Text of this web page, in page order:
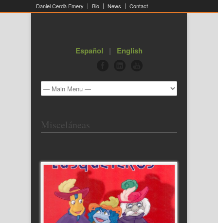
Daniel Cerdà Emery Bio News Contact
Español | English
Misceláneas